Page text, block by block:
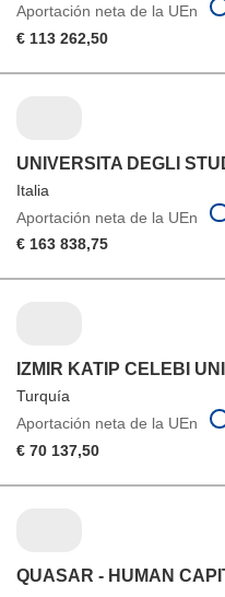
Aportación neta de la UEn
€ 113 262,50
UNIVERSITA DEGLI
Italia
Aportación neta de la UEn
€ 163 838,75
IZMIR KATIP CELEBI
Turquía
Aportación neta de la UEn
€ 70 137,50
QUASAR - HUMAN